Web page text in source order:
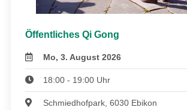
Öffentliches Qi Gong
Mo, 3. August 2026
18:00 - 19:00 Uhr
Schmiedhofpark, 6030 Ebikon